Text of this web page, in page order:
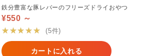
鉄分豊富な豚レバーのフリーズドライおやつ
¥550 ～
★★★★★
(5件)
カートに入れる